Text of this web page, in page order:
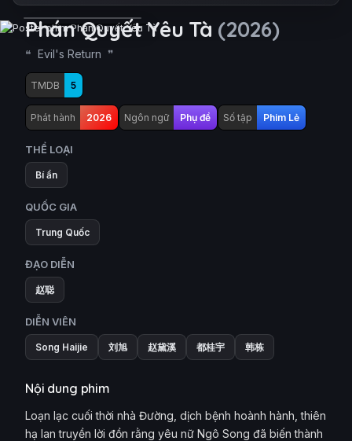
Phán Quyết Yêu Tà (2026)
Evil's Return
TMDB 5
Phát hành 2026 Ngôn ngữ Phụ đề Số tập Phim Lẻ
THỂ LOẠI
Bí ẩn
QUỐC GIA
Trung Quốc
ĐẠO DIỄN
赵聪
DIỄN VIÊN
Song Haijie 刘旭 赵黛溪 都桂宇 韩栋
Nội dung phim
Loạn lạc cuối thời nhà Đường, dịch bệnh hoành hành, thiên
hạ lan truyền lời đồn rằng yêu nữ Ngô Song đã biến thành